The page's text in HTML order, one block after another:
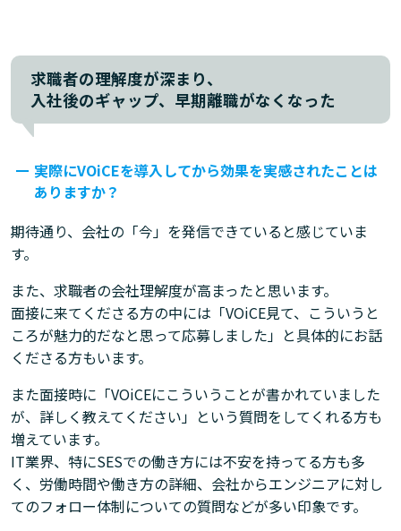
求職者の理解度が深まり、
入社後のギャップ、早期離職がなくなった
実際にVOiCEを導入してから効果を実感されたことは
ありますか？
期待通り、会社の「今」を発信できていると感じていま
す。
また、求職者の会社理解度が高まったと思います。
面接に来てくださる方の中には「VOiCE見て、こういうと
ころが魅力的だなと思って応募しました」と具体的にお話
くださる方もいます。
また面接時に「VOiCEにこういうことが書かれていました
が、詳しく教えてください」という質問をしてくれる方も
増えています。
IT業界、特にSESでの働き方には不安を持ってる方も多
く、労働時間や働き方の詳細、会社からエンジニアに対し
てのフォロー体制についての質問などが多い印象です。